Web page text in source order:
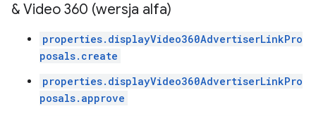
& Video 360 (wersja alfa)
properties.displayVideo360AdvertiserLinkPro
posals.create
properties.displayVideo360AdvertiserLinkPro
posals.approve